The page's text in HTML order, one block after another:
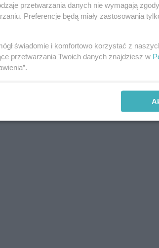
działań,
„Nie oglądaj się za
zdecydowane
dotąd sposób.
obliguje. Nie
przetwarzania danych nie wymagają
Preferencje będą miały zastosowania
świadomie i komfortowo korzystać z
przetwarzania Twoich danych znajdziesz w